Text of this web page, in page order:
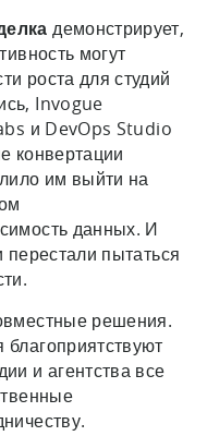
демонстрирует,
могут
роста для студий
Invogue
и DevOps Studio
конвертации
им выйти на
данных. И
пытаться
решения.
и агентства все